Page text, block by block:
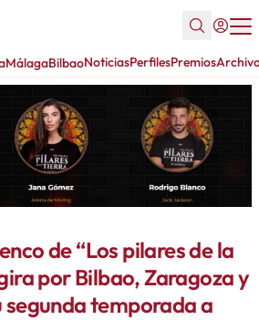
MálagaBilbaoNoticiasPerfilesPremios
de “Los pilares de la
por Bilbao, Zaragoza y
segunda temporada a